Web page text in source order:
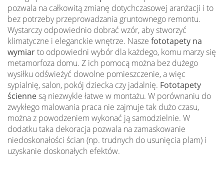
pozwala na całkowitą zmianę dotychczasowej aranżacji i to
bez potrzeby przeprowadzania gruntownego remontu.
Wystarczy odpowiednio dobrać wzór, aby stworzyć
klimatyczne i eleganckie wnętrze. Nasze fototapety na
wymiarto odpowiedni wybór dla każdego, komu marzy się
metamorfoza domu. Z ich pomocą można bez dużego
wysiłku odświeżyć dowolne pomieszczenie, a więc
sypialnię, salon, pokój dziecka czy jadalnię. Fototapety
ściennesą niezwykle łatwe w montażu. W porównaniu do
zwykłego malowania praca nie zajmuje tak dużo czasu,
można z powodzeniem wykonać ją samodzielnie. W
dodatku taka dekoracja pozwala na zamaskowanie
niedoskonałości ścian (np. trudnych do usunięcia plam) i
uzyskanie doskonałych efektów.